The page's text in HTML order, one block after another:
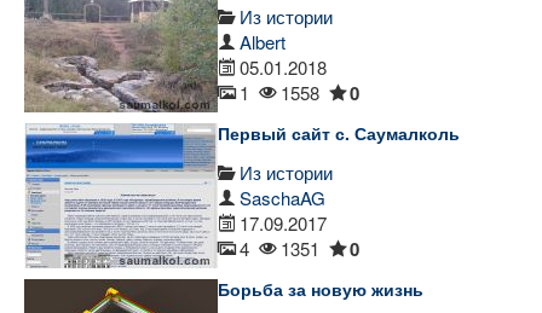
Из истории
Albert
05.01.2018
1
1558 0
Первый сайт с. Саумалколь
Из истории
SaschaAG
17.09.2017
4
1351 0
Борьба за новую жизнь